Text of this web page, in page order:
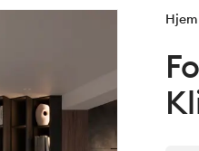
Hjem